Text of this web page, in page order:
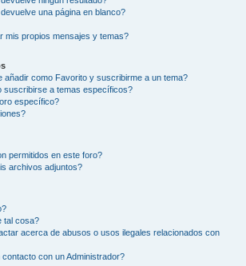
una página en blanco?
mis propios mensajes y temas?
añadir como Favorito y suscribirme a un tema?
suscribirse a temas específicos?
específico?
permitidos en este foro?
archivos adjuntos?
tal cosa?
acerca de abusos o usos ilegales relacionados con
con un Administrador?